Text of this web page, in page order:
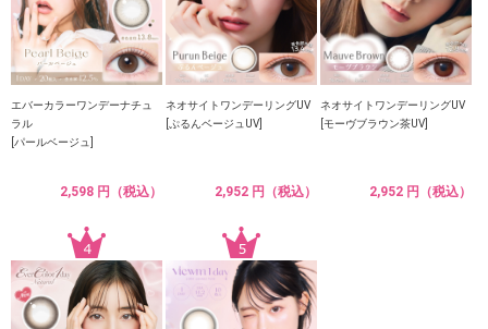
エバーカラーワンデーナチュ
ラル
[パールベージュ]
2,598 円（税込）
ネオサイトワンデーリングUV
[ぷるんベージュUV]
2,952 円（税込）
ネオサイトワンデーリングUV
[モーヴブラウン茶UV]
2,952 円（税込）